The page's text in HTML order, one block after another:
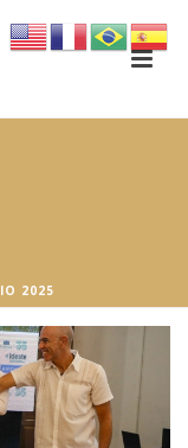
2025